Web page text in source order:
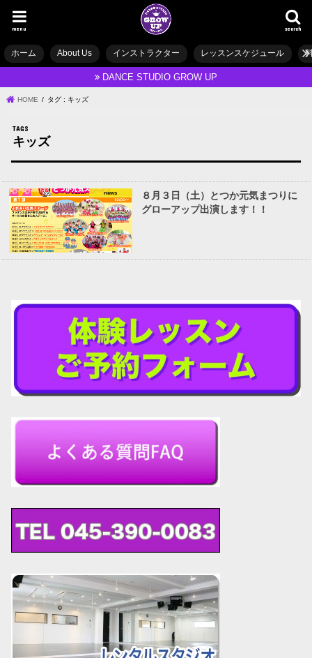
search
menu
ホーム About Us インストラクター レッスンスケジュール
DANCE STUDIO GROW UP
HOME タグ : キッズ
キッズ
news
８月３日（土）とつか元気まつりに
グローアップ出演します！！